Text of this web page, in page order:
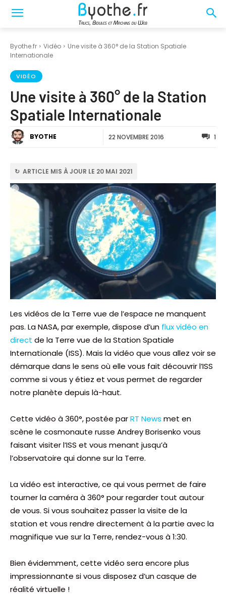
Byothe.fr Vidéo
Une visite à 360° de la Station Spatiale
Internationale
VIDÉO
Une visite à 360° de la Station
Spatiale Internationale
BYOTHE 22 NOVEMBRE 2016 1
↻ ARTICLE MIS À JOUR LE 20 MAI 2021
Les vidéos de la Terre vue de l’espace ne manquent
pas. La NASA, par exemple, dispose d’un flux vidéo en
direct de la Terre vue de la Station Spatiale
Internationale (ISS). Mais la vidéo que vous allez voir se
démarque dans le sens où elle vous fait découvrir l’ISS
comme si vous y étiez et vous permet de regarder
notre planète depuis là-haut.
Cette vidéo à 360°, postée parRT News met en
scène le cosmonaute russe Andrey Borisenko vous
faisant visiter l’ISS et vous menant jusqu’à
l’observatoire qui donne sur la Terre.
La vidéo est interactive, ce qui vous permet de faire
tourner la caméra à 360° pour regarder tout autour
de vous. Si vous souhaitez passer la visite de la
station et vous rendre directement à la partie avec la
magnifique vue sur la Terre, rendez-vous à 1:30.
Bien évidemment, cette vidéo sera encore plus
impressionnante si vous disposez d’un casque de
réalité virtuelle !